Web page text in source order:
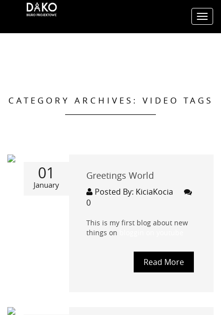
CATEGORY ARCHIVES: VIDEO TAGS
01
January
Greetings World
Posted By: KiciaKocia
0
This is my first blog about new
things on
Read More